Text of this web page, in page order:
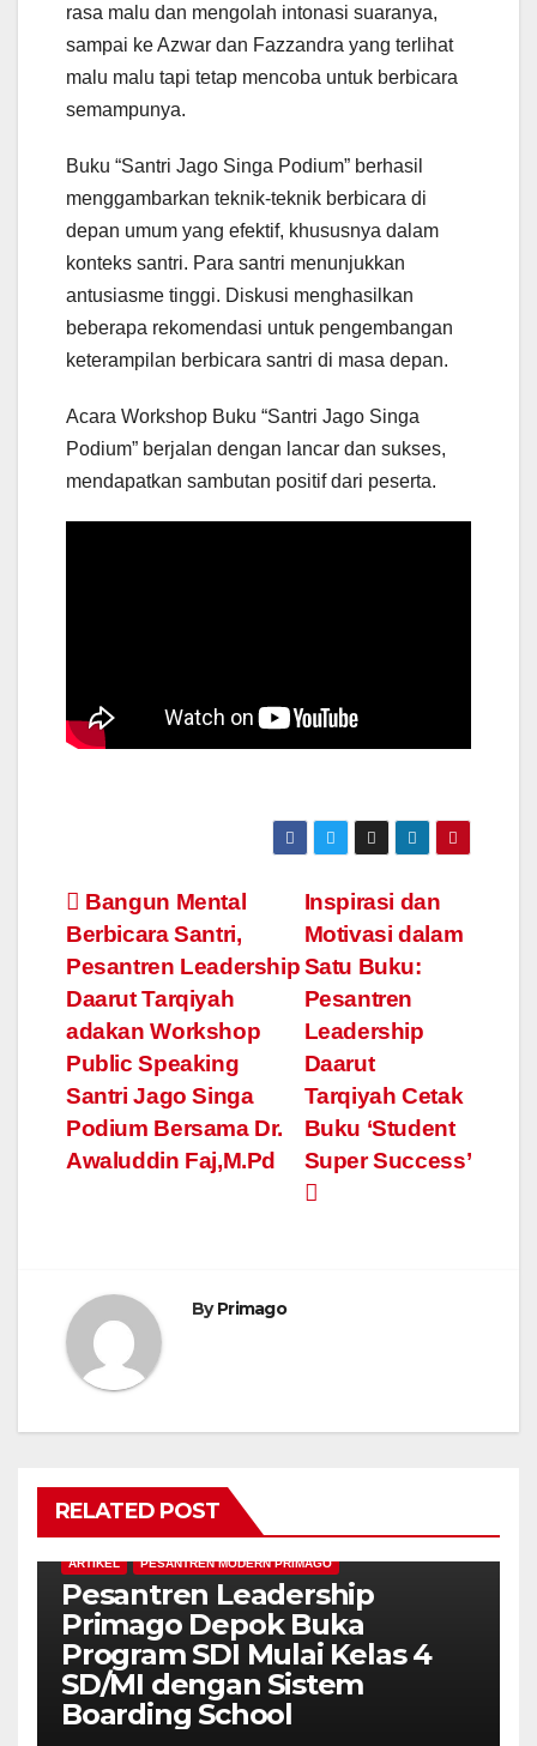
rasa malu dan mengolah intonasi suaranya,
sampai ke Azwar dan Fazzandra yang terlihat
malu malu tapi tetap mencoba untuk berbicara
semampunya.
Buku “Santri Jago Singa Podium” berhasil
menggambarkan teknik-teknik berbicara di
depan umum yang efektif, khususnya dalam
konteks santri. Para santri menunjukkan
antusiasme tinggi. Diskusi menghasilkan
beberapa rekomendasi untuk pengembangan
keterampilan berbicara santri di masa depan.
Acara Workshop Buku “Santri Jago Singa
Podium” berjalan dengan lancar dan sukses,
mendapatkan sambutan positif dari peserta.
Post
navigation
Inspirasi dan
Motivasi dalam
Satu Buku:
Pesantren
Leadership
Daarut
Tarqiyah Cetak
Buku ‘Student
Super Success’
Bangun Mental
Berbicara Santri,
Pesantren Leadership
Daarut Tarqiyah
adakan Workshop
Public Speaking
Santri Jago Singa
Podium Bersama Dr.
Awaluddin Faj,M.Pd
ByPrimago
RELATED POST
ARTIKEL PESANTREN MODERN PRIMAGO
Pesantren Leadership
Primago Depok Buka
Program SDI Mulai Kelas 4
SD/MI dengan Sistem
Boarding School